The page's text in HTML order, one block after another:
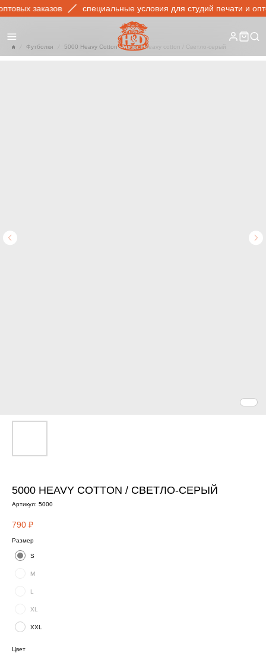
заказов специальные условия для студий печати и
Футболки 5000 Heavy Cotton 5000 Heavy cotton / Светло-серый
5000 HEAVY COTTON / СВЕТЛО-СЕРЫЙ
Артикул: 5000
790 ₽
Размер
S
M
L
XL
XXL
Цвет